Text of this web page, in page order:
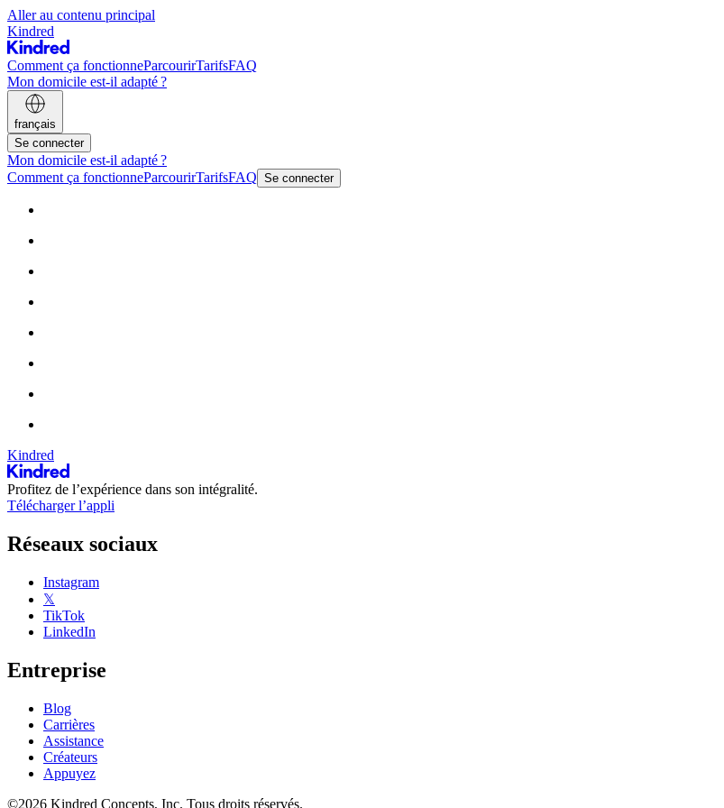
Aller au contenu principal
Kindred
Comment ça fonctionneParcourirTarifsFAQ
Mon domicile est-il adapté ?
français
Se connecter
Mon domicile est-il adapté ?
Comment ça fonctionneParcourirTarifsFAQ Se connecter
Kindred
Profitez de l’expérience dans son intégralité.
Télécharger l’appli
Réseaux sociaux
Instagram
𝕏
TikTok
LinkedIn
Entreprise
Blog
Carrières
Assistance
Créateurs
Appuyez
©2026 Kindred Concepts, Inc. Tous droits réservés.